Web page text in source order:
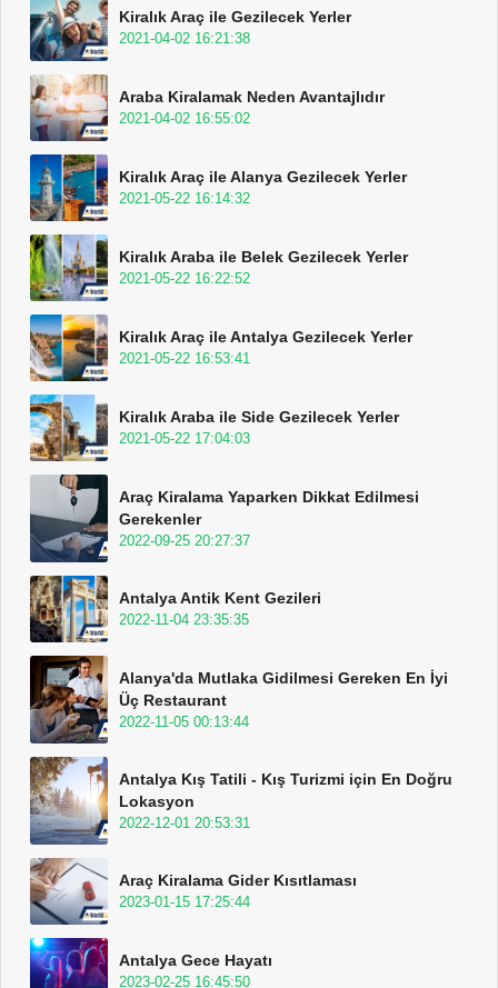
Kiralık Araç ile Gezilecek Yerler
2021-04-02 16:21:38
Araba Kiralamak Neden Avantajlıdır
2021-04-02 16:55:02
Kiralık Araç ile Alanya Gezilecek Yerler
2021-05-22 16:14:32
Kiralık Araba ile Belek Gezilecek Yerler
2021-05-22 16:22:52
Kiralık Araç ile Antalya Gezilecek Yerler
2021-05-22 16:53:41
Kiralık Araba ile Side Gezilecek Yerler
2021-05-22 17:04:03
Araç Kiralama Yaparken Dikkat Edilmesi
Gerekenler
2022-09-25 20:27:37
Antalya Antik Kent Gezileri
2022-11-04 23:35:35
Alanya'da Mutlaka Gidilmesi Gereken En İyi
Üç Restaurant
2022-11-05 00:13:44
Antalya Kış Tatili - Kış Turizmi için En Doğru
Lokasyon
2022-12-01 20:53:31
Araç Kiralama Gider Kısıtlaması
2023-01-15 17:25:44
Antalya Gece Hayatı
2023-02-25 16:45:50